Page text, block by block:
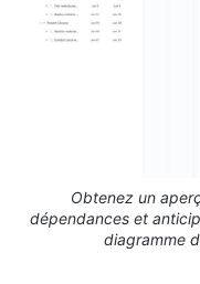
Obtenez un
dépendances et
diagramme